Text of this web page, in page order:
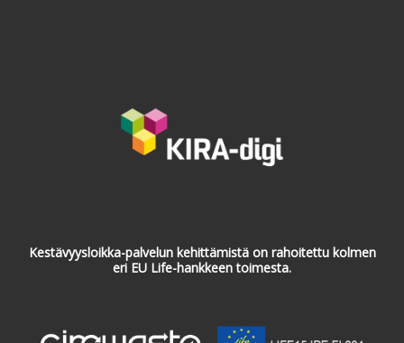
Kestävyysloikka-palvelun kehittämistä on rahoitettu kolmen
eri EU Life-hankkeen toimesta.